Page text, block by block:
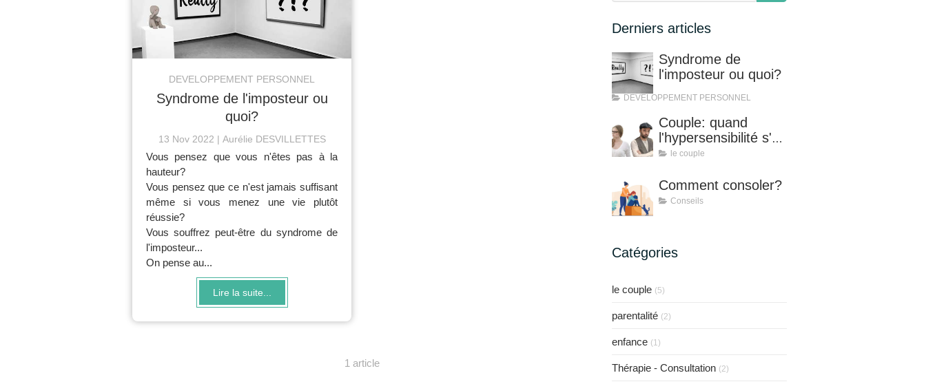
DEVELOPPEMENT PERSONNEL
Syndrome de l'imposteur ou
quoi?
13 Nov 2022 Aurélie DESVILLETTES
Vous pensez que vous n'êtes pas à la
hauteur?
Vous pensez que ce n'est jamais suffisant
même si vous menez une vie plutôt
réussie?
Vous souffrez peut-être du syndrome de
l'imposteur...
On pense au...
Lire la suite...
1 article
Derniers articles
Syndrome de
l'imposteur ou quoi?
DEVELOPPEMENT PERSONNEL
Couple: quand
l'hypersensibilité s'en
mêle!
le couple
Comment consoler?
Conseils
Catégories
le couple (5)
parentalité (2)
enfance (1)
Thérapie - Consultation (2)